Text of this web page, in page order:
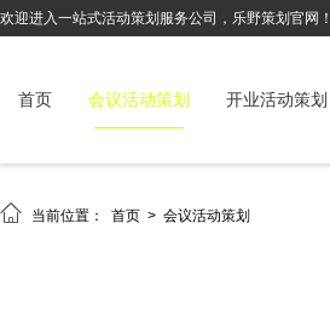
欢迎进入一站式活动策划服务公司，乐野策划官网！
首页 会议活动策划 开业活动策划
 当前位置： 首页 > 会议活动策划